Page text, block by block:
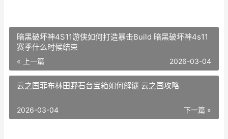
暗黑破坏神4S11游侠如何打造暴击Build 暗黑破坏神4s11
赛季什么时候结束
« 上一篇 2026-03-04
云之国菲布林田野石台宝箱如何解谜 云之国攻略
下一篇 »
2026-03-04